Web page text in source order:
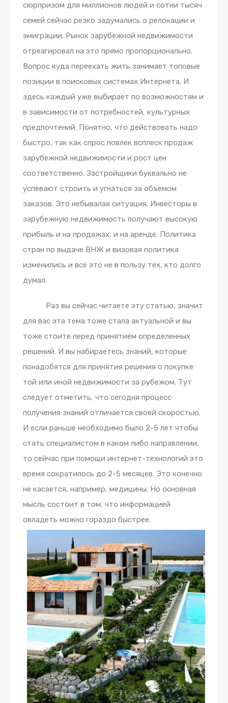
сюрпризом для миллионов людей и сотни тысяч
семей сейчас резко задумались о релокации и
эмиграции. Рынок зарубежной недвижимости
отреагировал на это прямо пропорционально.
Вопрос куда переехать жить занимает топовые
позиции в поисковых системах Интернета. И
здесь каждый уже выбирает по возможностям и
в зависимости от потребностей, культурных
предпочтений. Понятно, что действовать надо
быстро, так как спрос повлек всплеск продаж
зарубежной недвижимости и рост цен
соответственно. Застройщики буквально не
успевают строить и угнаться за объемом
заказов. Это небывалая ситуация. Инвесторы в
зарубежную недвижимость получают высокую
прибыль и на продажах, и на аренде. Политика
стран по выдаче ВНЖ и визовая политика
изменились и всё это не в пользу тех, кто долго
думал.
Раз вы сейчас читаете эту статью, значит
для вас эта тема тоже стала актуальной и вы
тоже стоите перед принятием определенных
решений. И вы набираетесь знаний, которые
понадобятся для принятия решения о покупке
той или иной недвижимости за рубежом. Тут
следует отметить, что сегодня процесс
получения знаний отличается своей скоростью.
И если раньше необходимо было 2-5 лет чтобы
стать специалистом в каком либо направлении,
то сейчас при помощи интернет-технологий это
время сократилось до 2-5 месяцев. Это конечно
не касается, например, медицины. Но основная
мысль состоит в том, что информацией
овладеть можно гораздо быстрее.